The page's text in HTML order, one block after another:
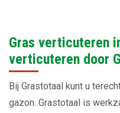
Gras verticuteren
verticuteren door
Bij Grastotaal kunt u
gazon. Grastotaal is